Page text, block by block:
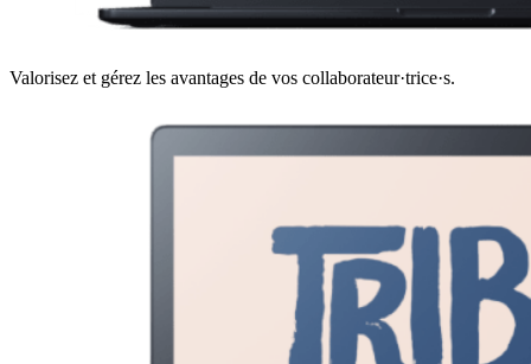
Valorisez et gérez les avantages de vos collaborateur·trice·s.